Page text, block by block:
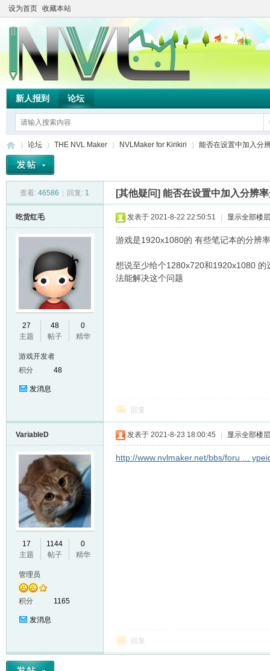
设为首页 收藏本站
新人报到 论坛
论坛
›
THE NVL Maker NVLMaker for Kirikiri
›
能否在设置中加入分
查看: 46586 回复: 1 [其他疑问] 能否在设置中加入分辨
吃货红毛
27
主题
48
帖子
0
精华
游戏开发者
积分
48
发消息
发表于 2021-8-22 22:50:51 显示全部楼层
游戏是1920x1080的 有些笔记本的分辨
想说至少给个1280x720和1920x1080
法能解决这个问题
回复
VariableD
17
主题
1144
帖子
0
精华
管理员
积分 1165
发消息
发表于 2021-8-23 18:00:45 显示全部楼层
http://www.nvlmaker.net/bbs/foru ...
回复